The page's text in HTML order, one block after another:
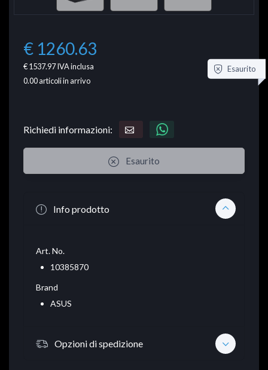
€ 1260.63
€ 1537.97IVA inclusa
0.00articoli in arrivo
Esaurito
Richiedi informazioni:
Esaurito
Info prodotto
Art. No.
10385870
Brand
ASUS
Opzioni di spedizione